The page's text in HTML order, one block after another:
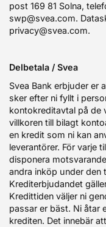
post 169 81 Solna,
swp@svea.com.
privacy@svea.com.
Delbetala / Svea
Svea Bank erbjuder er
sker efter ni fyllt i
kontokreditavtal på de
villkoren till bilagt
en kredit som ni kan
leverantörer. För varje
disponera
andra inköp under den
Krediterbjudandet
Kredittiden väljer ni
passar er bäst. Ni åtar
krediten. Det innebär